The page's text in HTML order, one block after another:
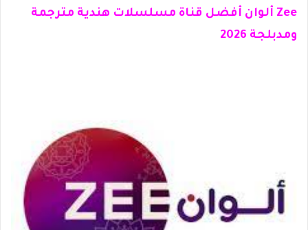
Zee ألوان أفضل قناة مسلسلات هندية مترجمة
ومدبلجة 2026